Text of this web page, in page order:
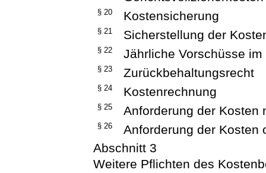
§ 20 Kostensicherung
§ 21 Sicherstellung der
§ 22 Jährliche Vorschüsse
§ 23 Zurückbehaltungsrecht
§ 24 Kostenrechnung
§ 25 Anforderung der Kosten
§ 26
Anforderung der Kosten
Abschnitt 3
Weitere Pflichten des